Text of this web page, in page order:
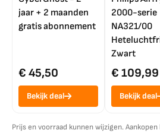
jaar + 2 maanden
gratis abonnement
€ 45,50
Bekijk deal
2000-serie
NA321/00
Zwart
€ 109,99
Bekijk deal
Prijs en voorraad kunnen wijzigen.